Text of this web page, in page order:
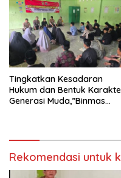
TERHADAP JURNALIS DI
PENGADILAN NEGERI
TANJUNG KARANG.
Tingkatkan Kesadaran
Hukum dan Bentuk
Generasi Muda,”Binmas
Rekomendasi untuk